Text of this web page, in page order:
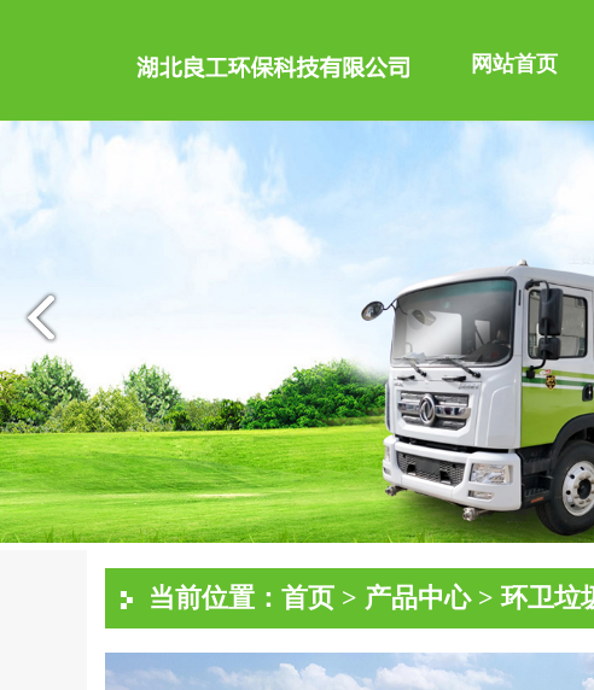
网站首页
公司简介
购车流程
联系我们
公司主导品种有洒水车、垃圾
消防车、随车起重运输车、混
配件等100多个品种车型。同
权，产品占据大量国外市场，
高空作业车、高压清洗车、消
车、扫路车、冷藏车、汽车配
底盘。
更多>
当前位置： 首页 > 产品中心>环卫垃